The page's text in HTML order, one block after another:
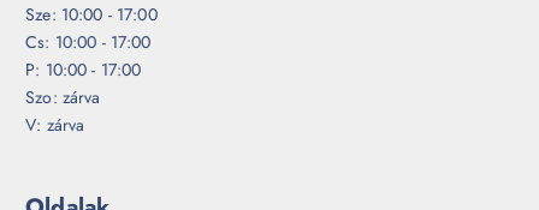
Sze: 10:00 - 17:00
Cs: 10:00 - 17:00
P: 10:00 - 17:00
Szo: zárva
V: zárva